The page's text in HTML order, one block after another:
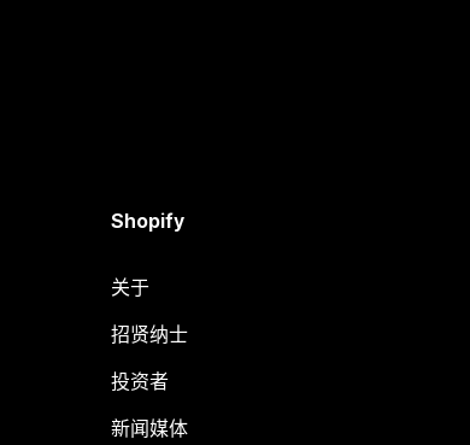
Shopify
关于
招贤纳士
投资者
新闻媒体